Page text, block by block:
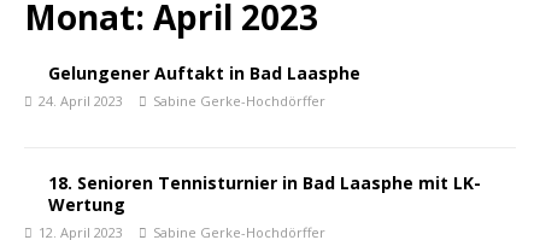
Monat: April 2023
Gelungener Auftakt in Bad Laasphe
24. April 2023 Sabine Gerke-Hochdörffer
18. Senioren Tennisturnier in Bad Laasphe mit LK-
Wertung
12. April 2023 Sabine Gerke-Hochdörffer